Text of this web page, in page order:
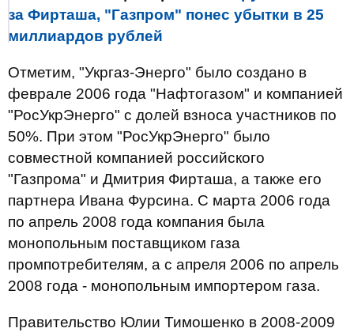
за Фирташа, "Газпром" понес убытки в 25
миллиардов рублей
Отметим, "Укргаз-Энерго" было создано в
феврале 2006 года "Нафтогазом" и компанией
"РосУкрЭнерго" с долей взноса участников по
50%. При этом "РосУкрЭнерго" было
совместной компанией российского
"Газпрома" и Дмитрия Фирташа, а также его
партнера Ивана Фурсина. С марта 2006 года
по апрель 2008 года компания была
монопольным поставщиком газа
промпотребителям, а с апреля 2006 по апрель
2008 года - монопольным импортером газа.
Правительство Юлии Тимошенко в 2008-2009